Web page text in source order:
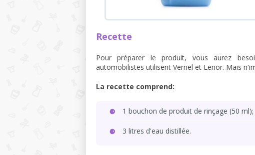
Recette
Pour préparer le produit, vous aurez
automobilistes utilisent Vernel et Lenor. Mais
La recette comprend:
1 bouchon de produit de rinçage (50 ml);
3 litres d'eau distillée.